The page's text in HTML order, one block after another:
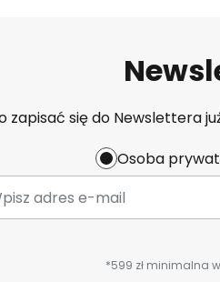
zapisać się do Newslettera
Osoba
*599 zł minimalna